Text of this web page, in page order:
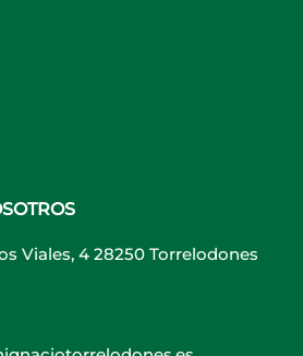
Viales, 4 28250 Torrelodones